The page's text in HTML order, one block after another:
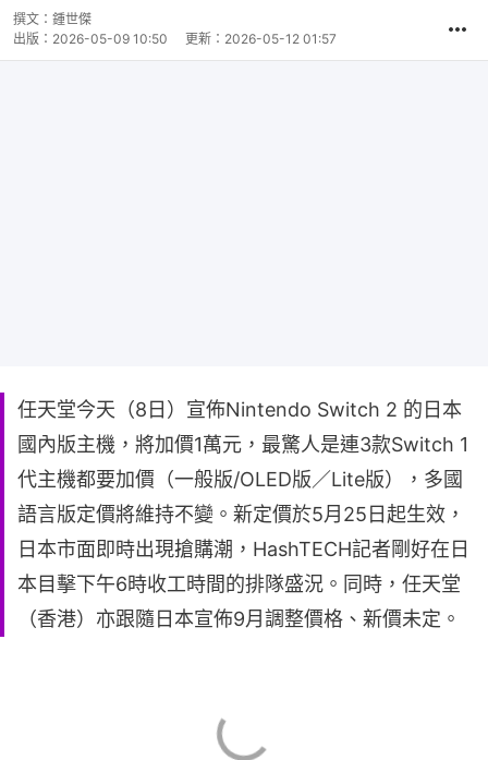
撰文： 鍾世傑
出版： 2026-05-09 10:50 更新： 2026-05-12 01:57
任天堂今天（8日）宣佈Nintendo Switch 2 的日本
國內版主機，將加價1萬元，最驚人是連3款Switch 1
代主機都要加價（一般版/OLED版／Lite版），多國
語言版定價將維持不變。新定價於5月25日起生效，
日本市面即時出現搶購潮，HashTECH記者剛好在日
本目擊下午6時收工時間的排隊盛況。同時，任天堂
（香港）亦跟隨日本宣佈9月調整價格、新價未定。